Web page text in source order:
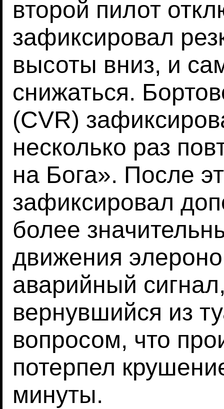
второй пилот
зафиксировал
высоты вниз, и
снижаться.
(CVR)
несколько раз
на Бога». После
зафиксировал
более
движения
аварийный
вернувшийся из
вопросом, что
потерпел
минуты.